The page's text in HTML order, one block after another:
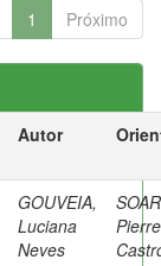
1 Próximo
Autor
GOUVEIA,
Luciana
Neves
Pierre